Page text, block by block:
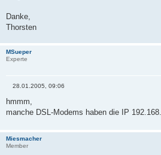
Danke,
Thorsten
MSueper
Experte
i
t
g
28.01.2005, 09:06
hmmm,
manche DSL-Modems haben die IP
Miesmacher
Member